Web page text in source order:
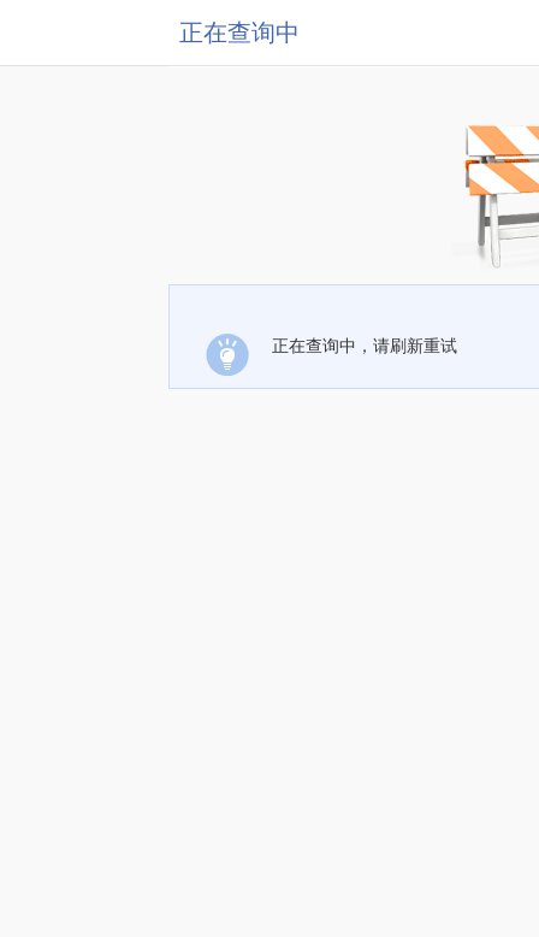
正在查询中
正在查询中，请刷新重试